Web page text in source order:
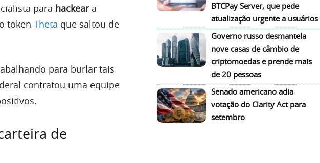
para hackeara
token Theta que saltou de
para burlar tais
contratou uma equipe
de
BTCPay Server, que pede
atualização urgente a usuários
Governo russo desmantela
nove casas de câmbio de
criptomoedas e prende mais
de 20 pessoas
Senado americano adia
votação do Clarity Act para
setembro